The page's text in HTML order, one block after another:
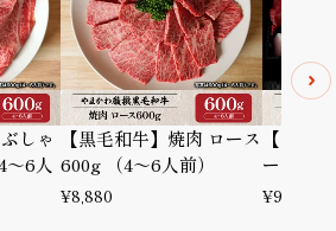
しゃ
～6人
【黒毛和牛】焼肉 ロース
600g （4～6人前）
¥8,880
【黒毛
ース
¥9,880